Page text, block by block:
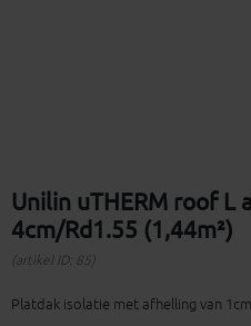
Unilin uTHERM roof L
4cm/Rd1.55 (1,44m²)
(artikel ID: 85)
Platdak isolatie met afhelling van